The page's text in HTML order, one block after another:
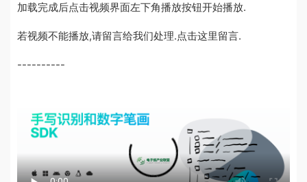
加载完成后点击视频界面左下角播放按钮开始播放.
若视频不能播放,请留言给我们处理.点击这里留言.
----------